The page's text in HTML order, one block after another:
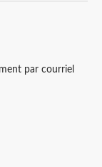
par courriel